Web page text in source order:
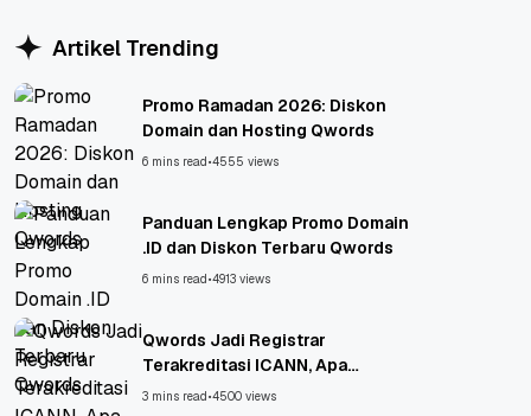
Artikel Trending
Promo Ramadan 2026: Diskon
Domain dan Hosting Qwords
6 mins read•4555 views
Panduan Lengkap Promo Domain
.ID dan Diskon Terbaru Qwords
6 mins read•4913 views
Qwords Jadi Registrar
Terakreditasi ICANN, Apa
Untungnya?
3 mins read•4500 views